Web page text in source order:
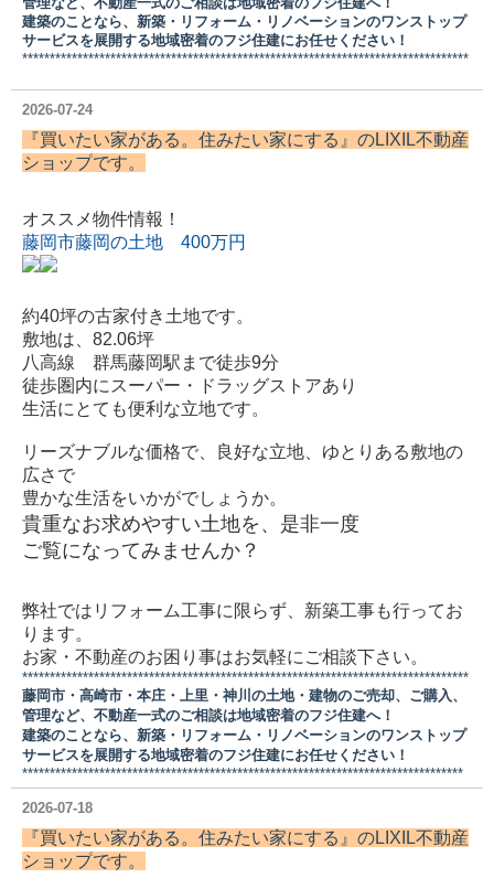
建築のことなら、新築・リフォーム・リノベーションのワンストップ
サービスを展開する地域密着のフジ住建にお任せください！
*********************************************************************************
2026-07-24
『買いたい家がある。住みたい家にする』のLIXIL不動産
ショップです。
オススメ物件情報！
藤岡市藤岡の土地 400万円
約40坪の古家付き土地です。
敷地は、82.06坪
八高線 群馬藤岡駅まで徒歩9分
徒歩圏内にスーパー・ドラッグストアあり
生活にとても便利な立地です。
リーズナブルな価格で、良好な立地、ゆとりある敷地の
広さで
豊かな生活をいかがでしょうか。
貴重なお求めやすい土地を、是非一度
ご覧になってみませんか？
弊社ではリフォーム工事に限らず、新築工事も行ってお
ります。
お家・不動産のお困り事はお気軽にご相談下さい。
*********************************************************************************
藤岡市・高崎市・本庄・上里・神川の土地・建物のご売却、ご購入、
管理など、不動産一式のご相談は地域密着のフジ住建へ！
建築のことなら、新築・リフォーム・リノベーションのワンストップ
サービスを展開する地域密着のフジ住建にお任せください！
********************************************************************************
2026-07-18
『買いたい家がある。住みたい家にする』のLIXIL不動産
ショップです。